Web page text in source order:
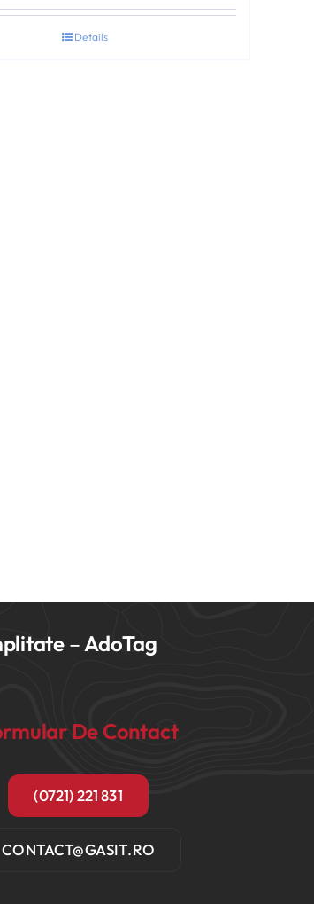
Details
– AdoTag
De Contact
(0721) 221 831
CONTACT@GASIT.RO